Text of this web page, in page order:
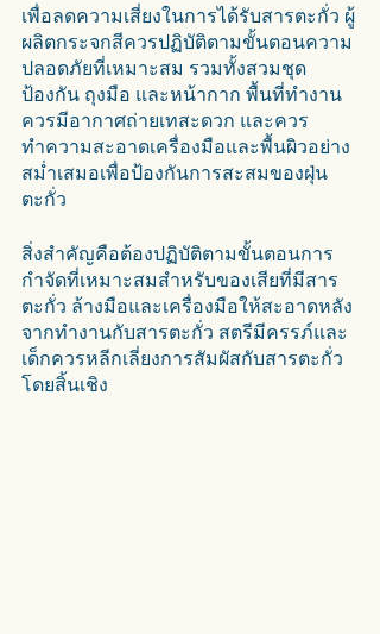
เพื่อลดความเสี่ยงในการได้รับสารตะกั่ว ผู้
ผลิตกระจกสีควรปฏิบัติตามขั้นตอนความ
ปลอดภัยที่เหมาะสม รวมทั้งสวมชุด
ป้องกัน ถุงมือ และหน้ากาก พื้นที่ทำงาน
ควรมีอากาศถ่ายเทสะดวก และควร
ทำความสะอาดเครื่องมือและพื้นผิวอย่าง
สม่ำเสมอเพื่อป้องกันการสะสมของฝุ่น
ตะกั่ว
สิ่งสำคัญคือต้องปฏิบัติตามขั้นตอนการ
กำจัดที่เหมาะสมสำหรับของเสียที่มีสาร
ตะกั่ว ล้างมือและเครื่องมือให้สะอาดหลัง
จากทำงานกับสารตะกั่ว สตรีมีครรภ์และ
เด็กควรหลีกเลี่ยงการสัมผัสกับสารตะกั่ว
โดยสิ้นเชิง